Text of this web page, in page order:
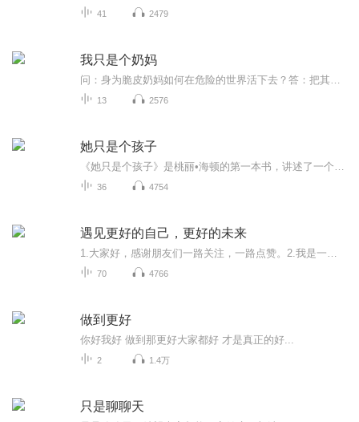
41 2479
我只是个奶妈
13 2576
她只是个孩子
36 4754
遇见更好的自己，更好的未来
70 4766
做到更好
你好我好 做到那更好大家都好 才是真正的好...
2 1.4万
只是聊聊天